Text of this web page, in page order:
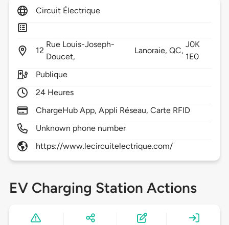
Circuit Électrique
12
Rue Louis-Joseph-
Doucet,
Lanoraie, QC,
J0K
1E0
Publique
24 Heures
ChargeHub App, Appli Réseau, Carte RFID
Unknown phone number
https://www.lecircuitelectrique.com/
EV Charging Station Actions